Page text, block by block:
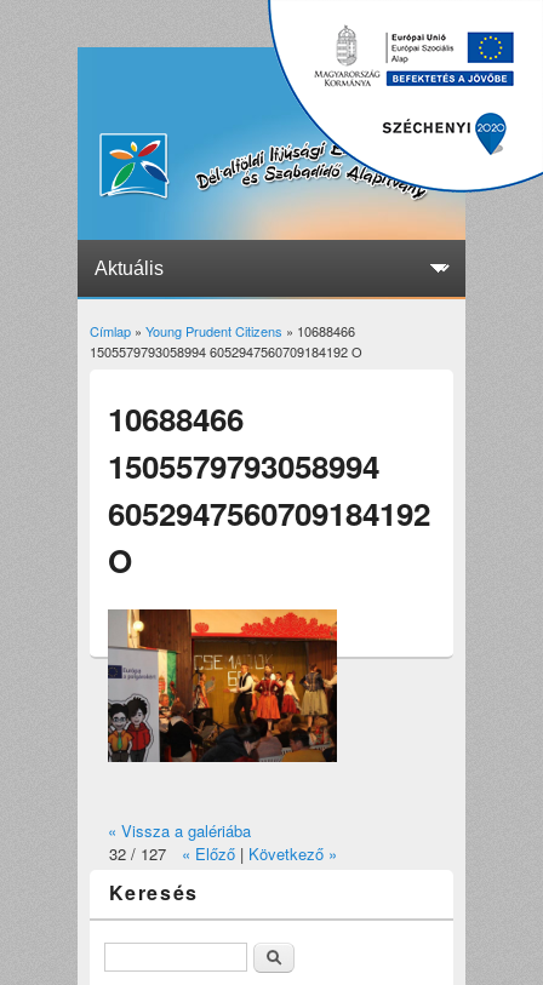
Jelenlegi hely
Címlap» Young Prudent Citizens » 10688466
1505579793058994 6052947560709184192 O
10688466
1505579793058994
6052947560709184192
O
« Vissza a galériába
32 / 127
« Előző | Következő »
Keresés
Keresés